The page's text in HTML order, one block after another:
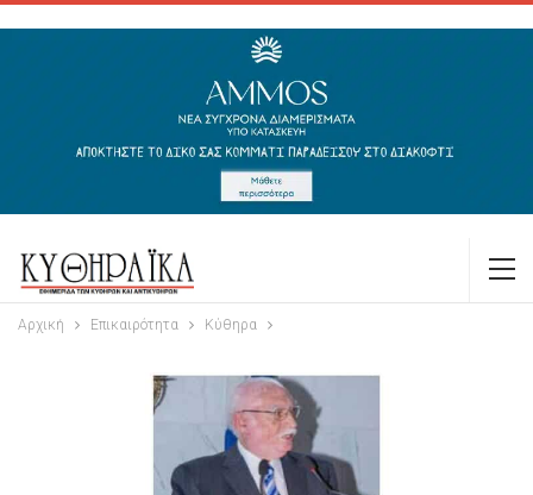
Αρχική Επικαιρότητα Κύθηρα